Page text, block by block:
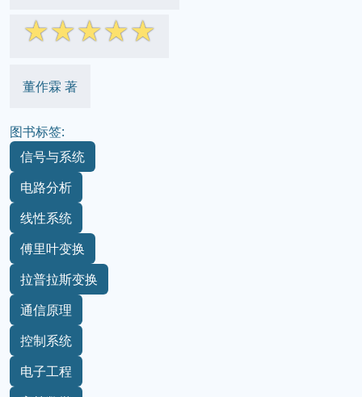
☆☆☆☆☆
董作霖 著
图书标签:
信号与系统
电路分析
线性系统
傅里叶变换
拉普拉斯变换
通信原理
控制系统
电子工程